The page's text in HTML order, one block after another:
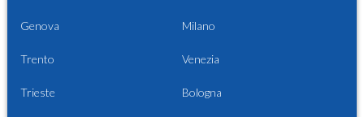
Genova Milano
Trento Venezia
Trieste Bologna